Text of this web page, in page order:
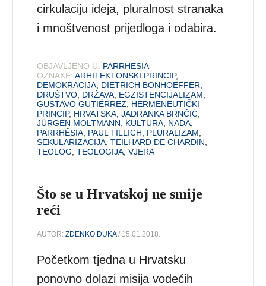
cirkulaciju ideja, pluralnost stranaka
i mnoštvenost prijedloga i odabira.
OBJAVLJENO U: PARRHĒSIA
OZNAKE: ARHITEKTONSKI PRINCIP,
DEMOKRACIJA, DIETRICH BONHOEFFER,
DRUŠTVO, DRŽAVA, EGZISTENCIJALIZAM,
GUSTAVO GUTIÉRREZ, HERMENEUTIČKI
PRINCIP, HRVATSKA,JADRANKA BRNČIĆ,
JÜRGEN MOLTMANN, KULTURA, NADA,
PARRHĒSIA, PAUL TILLICH, PLURALIZAM,
SEKULARIZACIJA,TEILHARD DE CHARDIN,
TEOLOG,TEOLOGIJA,VJERA
Što se u Hrvatskoj ne smije
reći
AUTOR:ZDENKO DUKA/ 15.01.2018.
Početkom tjedna u Hrvatsku
ponovno dolazi misija vodećih